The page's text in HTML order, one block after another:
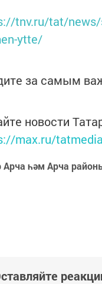
tnv.ru/tat/news/
ytte/
за самым
новости
max.ru/tatmedia
Арча һәм Арча